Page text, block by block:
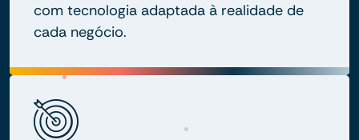
com tecnologia adaptada à realidade de
cada negócio.